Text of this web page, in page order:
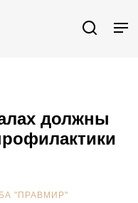
должны
"ПРАВМИР"